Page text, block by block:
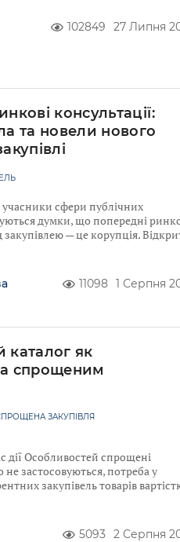
102849 27 Липня
консультації:
та новели нового
сфери публічних
думки, що попередні
закупівлею — це корупція.
11098 1 Серпня
каталог як
спрощеним
ЗАКУПІВЛЯ
дії Особливостей спрощені
не застосовуються, потреба у
закупівель товарів
5093 2 Серпня